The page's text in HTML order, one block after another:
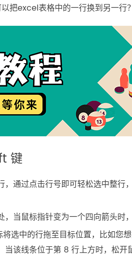
把excel表格中的一行换到另一行
键
通过点击行号即可轻松选中整行
当鼠标指针变为一个四向箭头时
选中的行拖至目标位置，比如您
当该线条位于第 8 行上方时，松